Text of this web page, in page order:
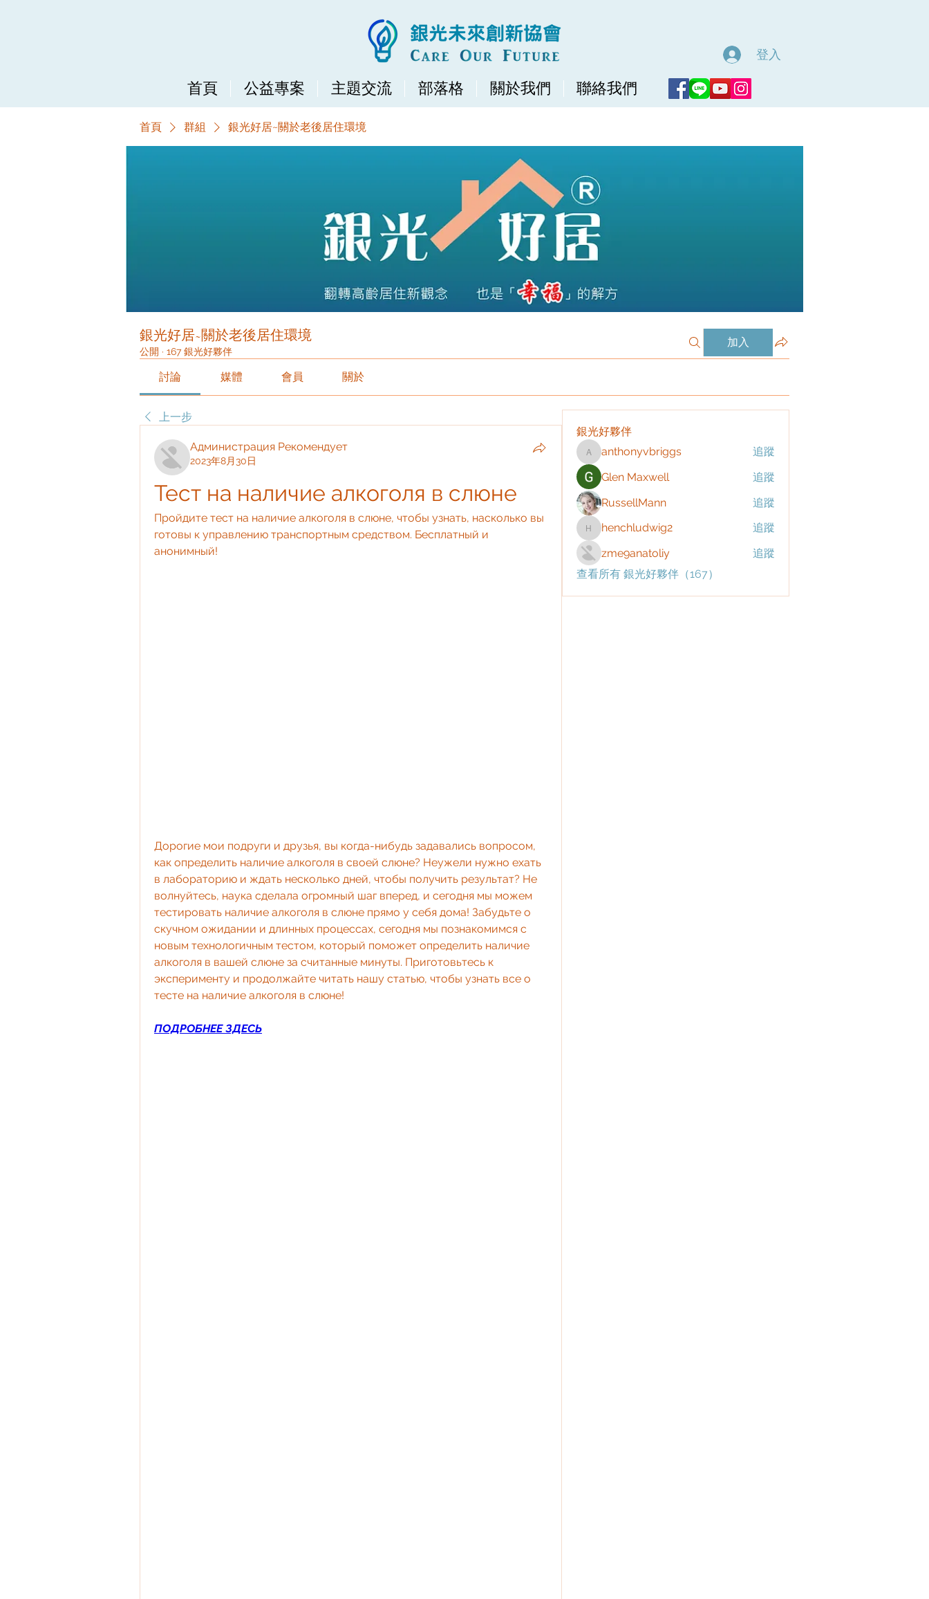
首頁 公益專案 主題交流 部落格 關於我們 聯絡我們
登入
首頁 群組 銀光好居~關於老後居住環境
銀光好居~關於老後居住環境
公開 · 167 銀光好夥伴
加入
討論 媒體 會員 關於
上一步
Администрация Рекомендует
2023年8月30日
Тест на наличие алкоголя в слюне
Пройдите тест на наличие алкоголя в слюне, чтобы узнать, насколько вы
готовы к управлению транспортным средством. Бесплатный и
анонимный!
Дорогие мои подруги и друзья, вы когда-нибудь задавались вопросом,
как определить наличие алкоголя в своей слюне? Неужели нужно ехать
в лабораторию и ждать несколько дней, чтобы получить результат? Не
волнуйтесь, наука сделала огромный шаг вперед, и сегодня мы можем
тестировать наличие алкоголя в слюне прямо у себя дома! Забудьте о
скучном ожидании и длинных процессах, сегодня мы познакомимся с
новым технологичным тестом, который поможет определить наличие
алкоголя в вашей слюне за считанные минуты. Приготовьтесь к
эксперименту и продолжайте читать нашу статью, чтобы узнать все о
тесте на наличие алкоголя в слюне!
ПОДРОБНЕЕ ЗДЕСЬ
銀光好夥伴
anthonyvbriggs
anthonyvbriggs
追蹤
Glen Maxwell
追蹤
RussellMann
追蹤
henchludwig2
henchludwig2
追蹤
zme9anatoliy
追蹤
查看所有 銀光好夥伴（167）